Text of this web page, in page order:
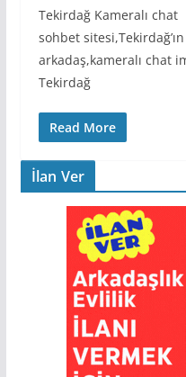
Tekirdağ Kameralı
sohbet
arkadaş,kameralı chat
Tekirdağ
Read More
İlan Ver